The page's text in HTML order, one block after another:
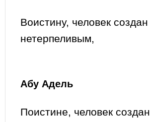
Воистину, человек создан
нетерпеливым,
Абу Адель
Поистине, человек создан